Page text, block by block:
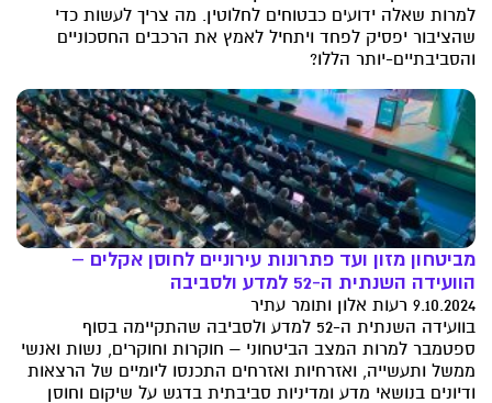
למרות שאלה ידועים כבטוחים לחלוטין. מה צריך לעשות כדי
שהציבור יפסיק לפחד ויתחיל לאמץ את הרכבים החסכוניים
והסביבתיים-יותר הללו?
מביטחון מזון ועד פתרונות עירוניים לחוסן אקלים –
הוועידה השנתית ה-52 למדע ולסביבה
9.10.2024 רעות אלון ותומר עתיר
בוועידה השנתית ה-52 למדע ולסביבה שהתקיימה בסוף
ספטמבר למרות המצב הביטחוני – חוקרות וחוקרים, נשות ואנשי
ממשל ותעשייה, ואזרחיות ואזרחים התכנסו ליומיים של הרצאות
ודיונים בנושאי מדע ומדיניות סביבתית בדגש על שיקום וחוסן